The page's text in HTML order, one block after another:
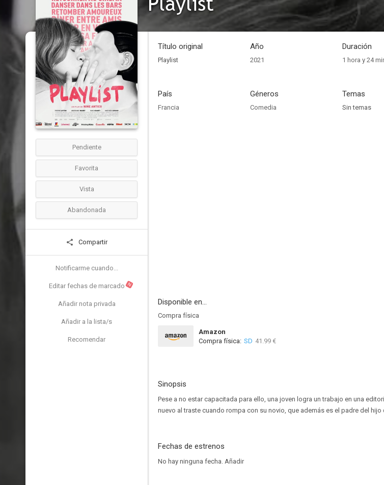
Pendiente
Favorita
Vista
Abandonada
Compartir
Notificarme cuando...
Editar fechas de marcado N
Añadir nota privada
Añadir a la lista/s
Recomendar
Título original
Playlist
Año
2021
Duración
1 hora y 24
País
Francia
Géneros
Comedia
Temas
Sin temas
Disponible en...
Compra física
Amazon
Compra física: SD 41.99 €
Sinopsis
Pese a no estar capacitada para ello, una joven logra un trabajo en una
nuevo al traste cuando rompa con su novio, que además es el padre del hijo
Fechas de estrenos
No hay ninguna fecha. Añadir